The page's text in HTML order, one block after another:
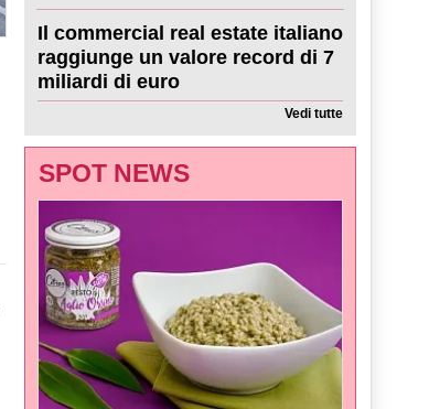
Il commercial real estate italiano
raggiunge un valore record di 7
miliardi di euro
Vedi tutte
SPOT NEWS